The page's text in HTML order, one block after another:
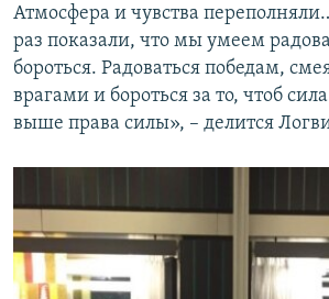
Атмосфера и чувства
раз показали, что мы умеем
бороться. Радоваться победам,
врагами и бороться за то, чтоб
выше права силы», – делится